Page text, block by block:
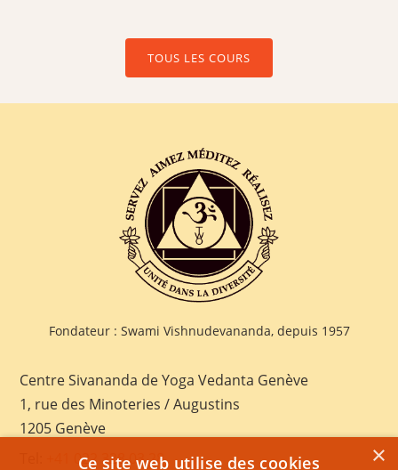
TOUS LES COURS
Fondateur : Swami Vishnudevananda, depuis 1957
Centre Sivananda de Yoga Vedanta Genève
1, rue des Minoteries / Augustins
1205 Genève
+41 022 328 03 28 ×
Ce site web utilise des cookies